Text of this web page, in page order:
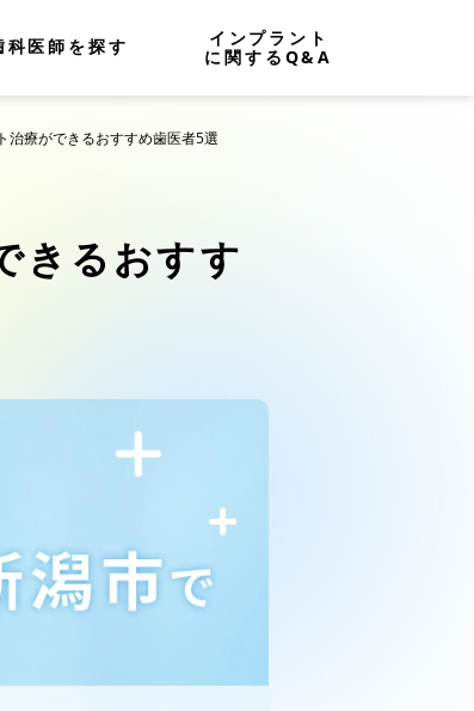
科医師を探す
インプラント
に関するQ&A
治療ができるおすすめ歯医者5選
きるおすす